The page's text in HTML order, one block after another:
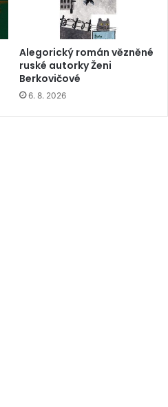
Alegorický román vězněné
ruské autorky Ženi
Berkovičové
6. 8. 2026